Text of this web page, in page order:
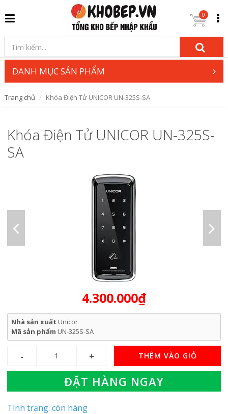
0
DANH MỤC SẢN PHẨM
Trang chủ Khóa Điện Tử UNICOR UN-325S-SA
Khóa Điện Tử UNICOR UN-325S-
SA
4.300.000₫
Nhà sản xuất Unicor
Mã sản phẩm UN-325S-SA
THÊM VÀO GIỎ
ĐẶT HÀNG NGAY
Tình trạng: còn hàng